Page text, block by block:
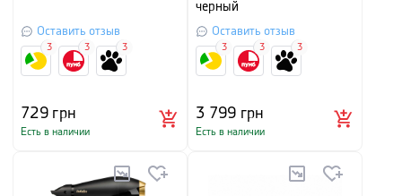
Оставить отзыв
729грн
Есть в наличии
3 3 3
черный
Оставить отзыв
3 799 грн
Есть в наличии
3 3 3